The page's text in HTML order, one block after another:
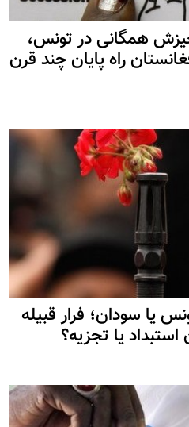
همگانی در تونس،
راه پایان چند قرن
یا سودان؛ فرار قبیله
یا تجزیه؟